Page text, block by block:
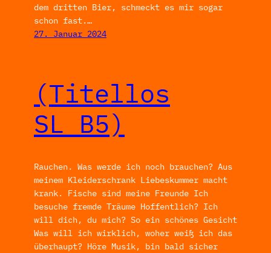
dem dritten Bier, schmeckt es mir sogar
schon fast.…
27. Januar 2024
(Titellos
SL_B5)
Rauchen. Was werde ich noch brauchen? Aus
meinem Kleiderschrank Liebeskummer macht
krank. Fische sind meine Freunde Ich
besuche fremde Träume Hoffentlich? Ich
will dich, du mich? So ein schönes Gesicht
Was will ich wirklich, woher weiß ich das
überhaupt? Höre Musik, bin bald sicher